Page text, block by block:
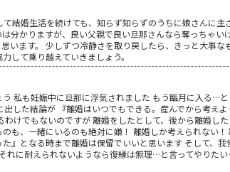
結婚生活を続けても、知らず知らずのうちに娘さんに
分かりますが、良い父親で良い旦那さんなら奪っちゃ
います。 少しずつ冷静さを取り戻したら、きっと大事
して乗り越えていきましょう。
私も妊娠中に旦那に浮気されました もう臨月に入る…
した結論が 『離婚はいつでもできる。産んでから考え
けでもないのですが 離婚をしたとして、後から離婚し
も、一緒にいるのも絶対に嫌！ 離婚しか考えられない
』となる時まで離婚は保留でいいと思います そして、
に耐えられないようなら復縁は無理…と言ってやりた